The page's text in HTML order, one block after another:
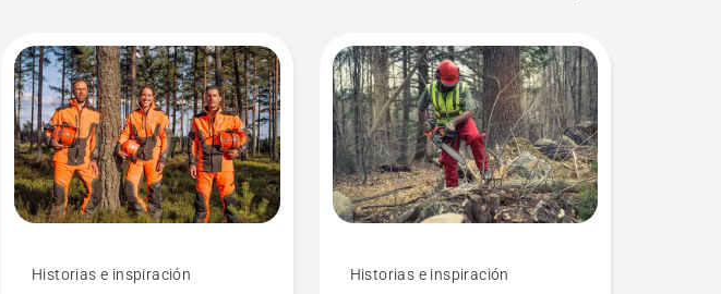
Historias e inspiración Historias e inspiración